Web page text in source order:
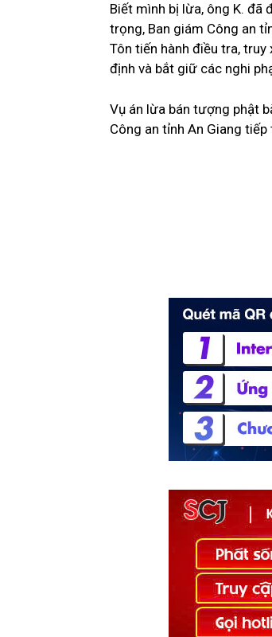
Biết mình bị lừa, ông K. đã
trọng, Ban giám Công an
Tôn tiến hành điều tra,
định và bắt giữ các nghi
Vụ án lừa bán tượng phật
Công an tỉnh An Giang